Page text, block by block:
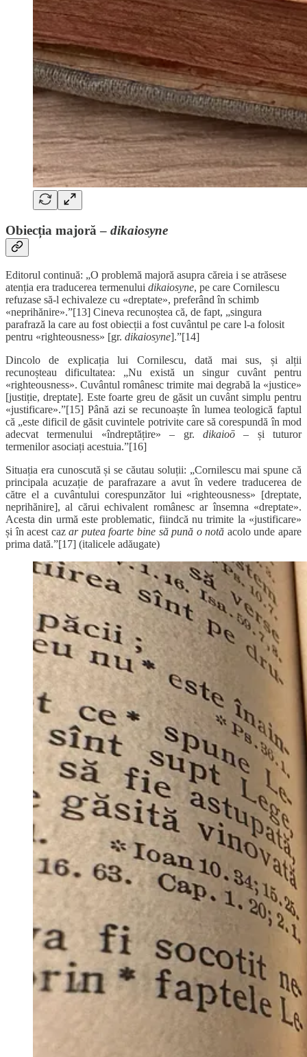
Obiecția majoră – dikaiosyne
Editorul continuă: „O problemă majoră asupra căreia i se atrăsese
atenția era traducerea termenului dikaiosyne, pe care Cornilescu
refuzase să-l echivaleze cu «dreptate», preferând în schimb
«neprihănire».”[13] Cineva recunoștea că, de fapt, „singura
parafrază la care au fost obiecții a fost cuvântul pe care l-a folosit
pentru «righteousness» [gr. dikaiosyne].”[14]
Dincolo de explicația lui Cornilescu, dată mai sus, și alții
recunoșteau dificultatea: „Nu există un singur cuvânt pentru
«righteousness». Cuvântul românesc trimite mai degrabă la «justice»
[justiție, dreptate]. Este foarte greu de găsit un cuvânt simplu pentru
«justificare».”[15] Până azi se recunoaște în lumea teologică faptul
că „este dificil de găsit cuvintele potrivite care să corespundă în mod
adecvat termenului «îndreptățire» – gr. dikaioō– și tuturor
termenilor asociați acestuia.”[16]
Situația era cunoscută și se căutau soluții: „Cornilescu mai spune că
principala acuzație de parafrazare a avut în vedere traducerea de
către el a cuvântului corespunzător lui «righteousness» [dreptate,
neprihănire], al cărui echivalent românesc ar însemna «dreptate».
Acesta din urmă este problematic, fiindcă nu trimite la «justificare»
și în acest cazar putea foarte bine să pună o notă acolo unde apare
prima dată.”[17] (italicele adăugate)